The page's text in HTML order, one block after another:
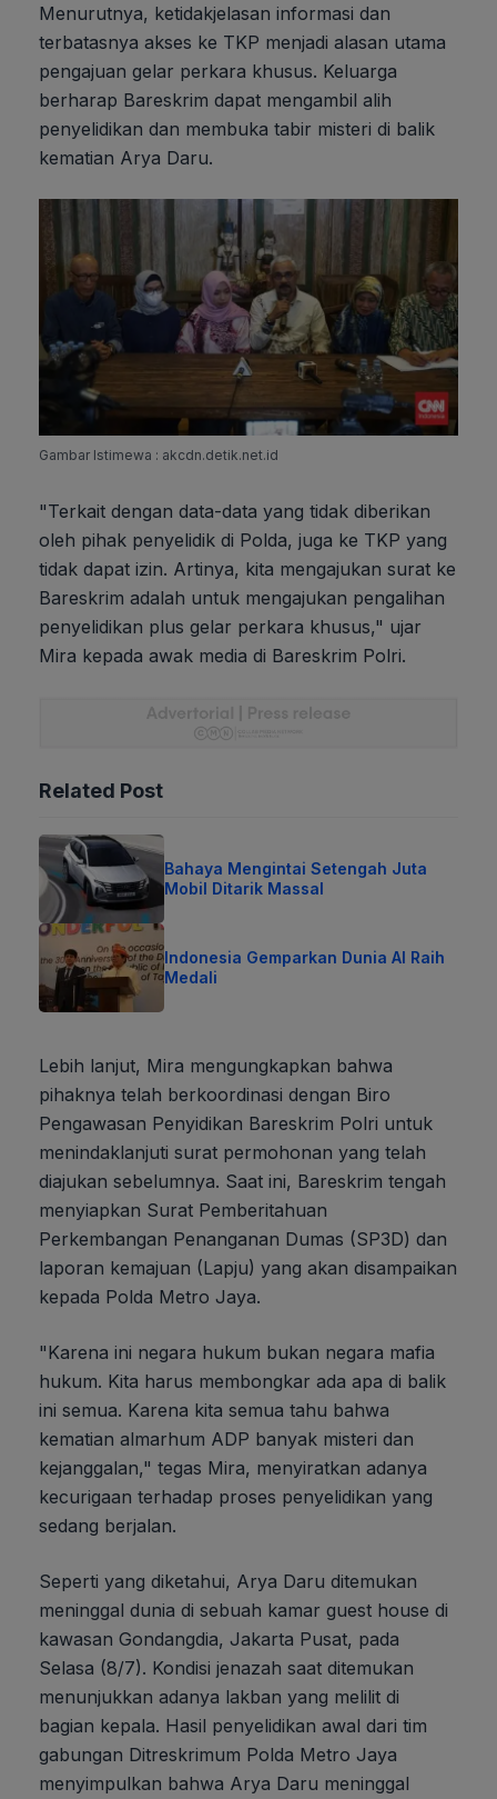
Menurutnya, ketidakjelasan informasi dan
terbatasnya akses ke TKP menjadi alasan utama
pengajuan gelar perkara khusus. Keluarga
berharap Bareskrim dapat mengambil alih
penyelidikan dan membuka tabir misteri di balik
kematian Arya Daru.
Gambar Istimewa : akcdn.detik.net.id
"Terkait dengan data-data yang tidak diberikan
oleh pihak penyelidik di Polda, juga ke TKP yang
tidak dapat izin. Artinya, kita mengajukan surat ke
Bareskrim adalah untuk mengajukan pengalihan
penyelidikan plus gelar perkara khusus," ujar
Mira kepada awak media di Bareskrim Polri.
Related Post
Bahaya Mengintai Setengah Juta
Mobil Ditarik Massal
Indonesia Gemparkan Dunia AI Raih
Medali
Lebih lanjut, Mira mengungkapkan bahwa
pihaknya telah berkoordinasi dengan Biro
Pengawasan Penyidikan Bareskrim Polri untuk
menindaklanjuti surat permohonan yang telah
diajukan sebelumnya. Saat ini, Bareskrim tengah
menyiapkan Surat Pemberitahuan
Perkembangan Penanganan Dumas (SP3D) dan
laporan kemajuan (Lapju) yang akan disampaikan
kepada Polda Metro Jaya.
"Karena ini negara hukum bukan negara mafia
hukum. Kita harus membongkar ada apa di balik
ini semua. Karena kita semua tahu bahwa
kematian almarhum ADP banyak misteri dan
kejanggalan," tegas Mira, menyiratkan adanya
kecurigaan terhadap proses penyelidikan yang
sedang berjalan.
Seperti yang diketahui, Arya Daru ditemukan
meninggal dunia di sebuah kamar guest house di
kawasan Gondangdia, Jakarta Pusat, pada
Selasa (8/7). Kondisi jenazah saat ditemukan
menunjukkan adanya lakban yang melilit di
bagian kepala. Hasil penyelidikan awal dari tim
gabungan Ditreskrimum Polda Metro Jaya
menyimpulkan bahwa Arya Daru meninggal